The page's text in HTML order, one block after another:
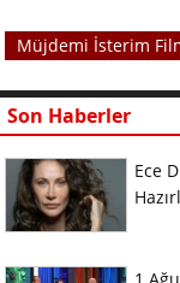
Müjdemi İsterim
Son Haberler
Ece